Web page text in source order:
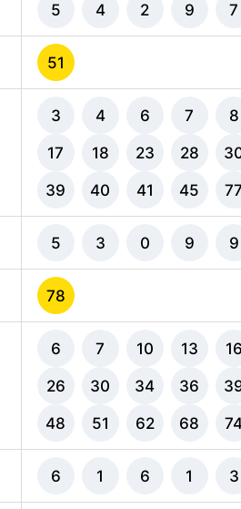
5 4 2 9 7
51
3 4 6 7 8
17 18 23 28
39 40 41 45 77
5 3 0 9 9
78
6 7 10 13 16
26 30 34 36
48 51 62 68
6 1 6 1 3